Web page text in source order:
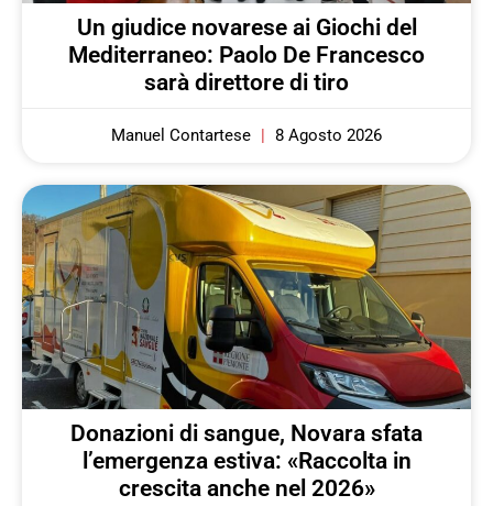
Un giudice novarese ai Giochi del
Mediterraneo: Paolo De Francesco
sarà direttore di tiro
Manuel Contartese 8 Agosto 2026
Donazioni di sangue, Novara sfata
l’emergenza estiva: «Raccolta in
crescita anche nel 2026»